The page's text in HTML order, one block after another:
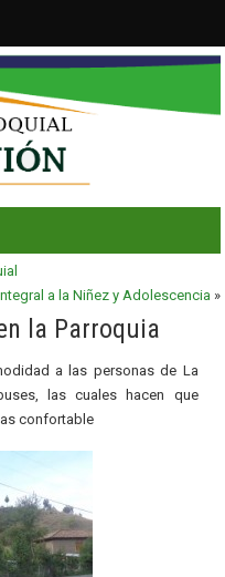
a la Niñez y Adolescencia »
la Parroquia
a las personas de La
las cuales hacen que
confortable